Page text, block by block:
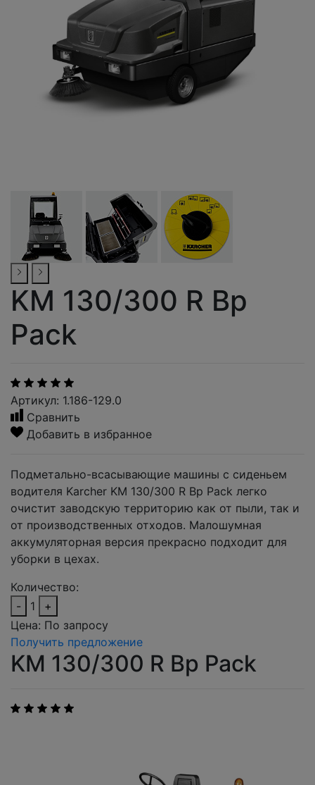
KM 130/300 R Bp
Pack
Артикул: 1.186-129.0
Сравнить
Добавить в избранное
Подметально-всасывающие машины с сиденьем
водителя Karcher KM 130/300 R Bp Pack легко
очистит заводскую территорию как от пыли, так и
от производственных отходов. Малошумная
аккумуляторная версия прекрасно подходит для
уборки в цехах.
Количество:
-
1
+
Цена: По запросу
Получить предложение
KM 130/300 R Bp Pack